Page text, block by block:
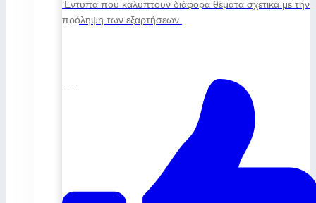
‘Εντυπα που καλύπτουν διάφορα θέματα σχετικά με την
πρόληψη των εξαρτήσεων.